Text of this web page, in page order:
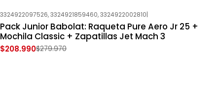
-25% OFF
Nuevo
3324922097526, 3324921859460, 3324922002810|
Pack Junior Babolat: Raqueta Pure Aero Jr 25 +
Mochila Classic + Zapatillas Jet Mach 3
$208.990$279.970